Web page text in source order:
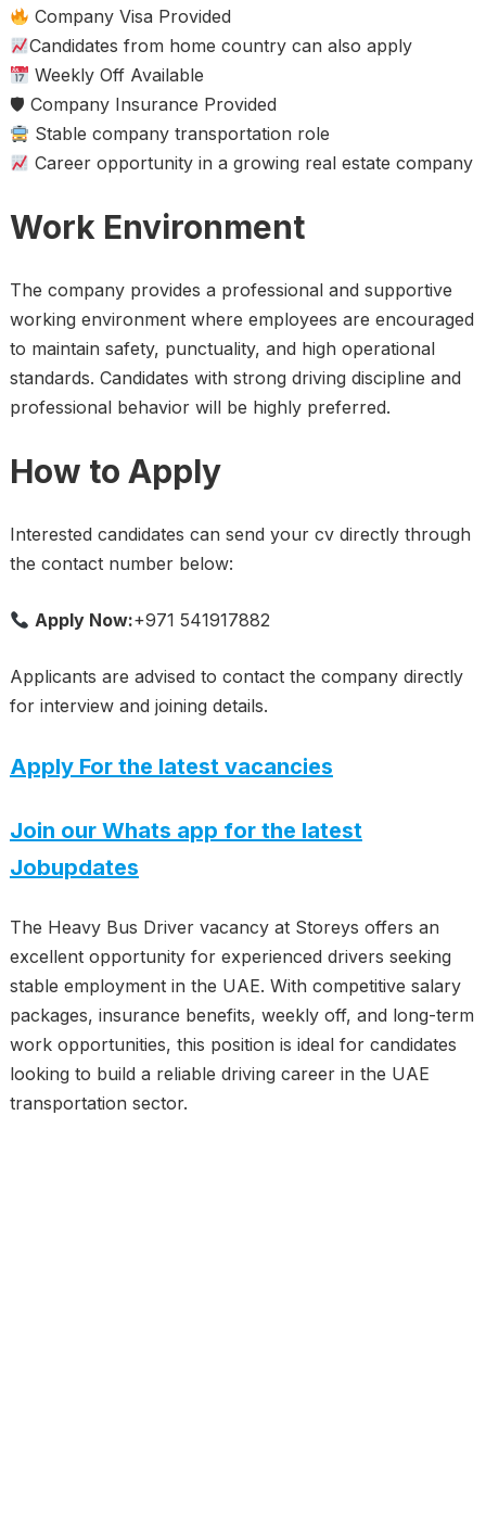
Company Visa Provided
Candidates from home country can also apply
Weekly Off Available
🛡 Company Insurance Provided
Stable company transportation role
Career opportunity in a growing real estate company
Work Environment
The company provides a professional and supportive
working environment where employees are encouraged
to maintain safety, punctuality, and high operational
standards. Candidates with strong driving discipline and
professional behavior will be highly preferred.
How to Apply
Interested candidates can send your cv directly through
the contact number below:
Apply Now:+971 541917882
Applicants are advised to contact the company directly
for interview and joining details.
Apply For the latest vacancies
Join our Whats app for the latest
Jobupdates
The Heavy Bus Driver vacancy at Storeys offers an
excellent opportunity for experienced drivers seeking
stable employment in the UAE. With competitive salary
packages, insurance benefits, weekly off, and long-term
work opportunities, this position is ideal for candidates
looking to build a reliable driving career in the UAE
transportation sector.